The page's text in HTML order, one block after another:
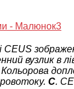
CEUS
вузлик в
Кольорова
C.